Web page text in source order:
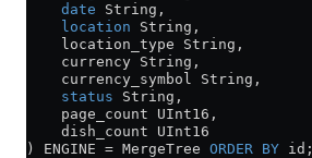
    date
String,
    location
String,
    location_type String,
    currency String,
    currency_symbol String,
    status
String,
    page_count UInt16,
    dish_count UInt16
) ENGINE = MergeTree ORDER BY id;